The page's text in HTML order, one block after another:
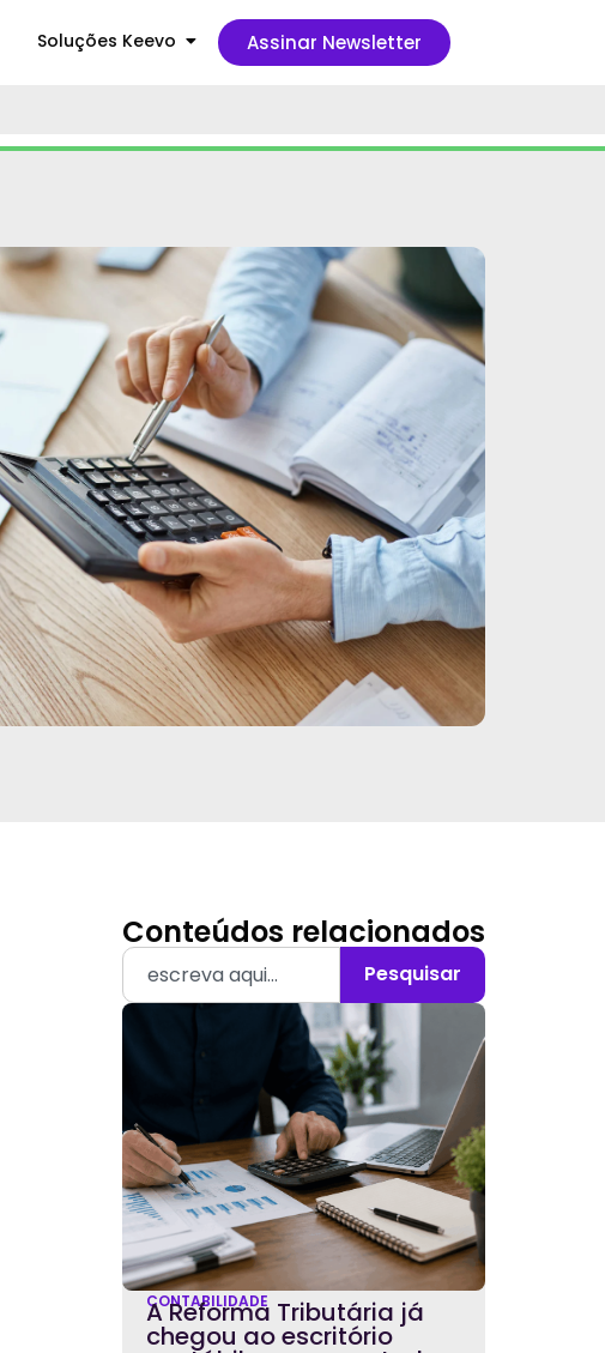
Soluções Keevo Assinar Newsletter
Conteúdos relacionados
Pesquisar
CONTABILIDADE
A Reforma Tributária já
chegou ao escritório